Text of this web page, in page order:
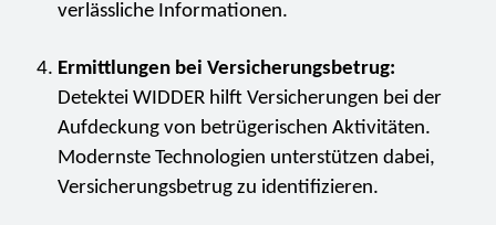
verlässliche Informationen.
Ermittlungen bei Versicherungsbetrug:
Detektei WIDDER hilft Versicherungen bei der
Aufdeckung von betrügerischen Aktivitäten.
Modernste Technologien unterstützen dabei,
Versicherungsbetrug zu identifizieren.